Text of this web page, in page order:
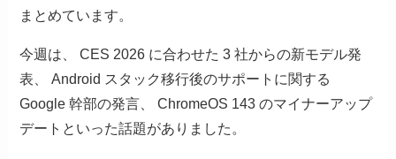
まとめています。
今週は、 CES 2026 に合わせた 3 社からの新モデル発
表、 Android スタック移行後のサポートに関する
Google 幹部の発言、 ChromeOS 143 のマイナーアップ
デートといった話題がありました。